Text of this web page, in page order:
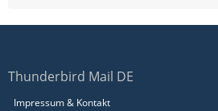
Thunderbird Mail DE
Impressum & Kontakt